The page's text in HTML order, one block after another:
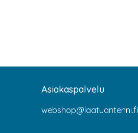
Asiakaspalvelu
webshop@laatuantenni.fi